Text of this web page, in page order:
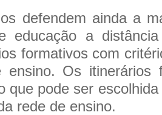
defendem ainda a
educação a distância
formativos com
ensino. Os
que pode ser
rede de ensino.